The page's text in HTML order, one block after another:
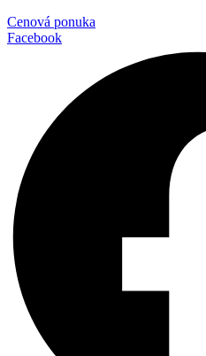
Cenová ponuka
Facebook